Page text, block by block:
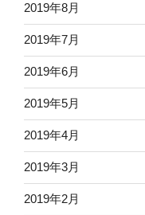
2019年8月
2019年7月
2019年6月
2019年5月
2019年4月
2019年3月
2019年2月